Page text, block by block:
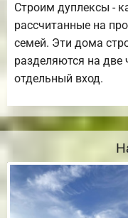
Строим дуплексы -
рассчитанные на
семей. Эти дома
разделяются на две
отдельный вход.